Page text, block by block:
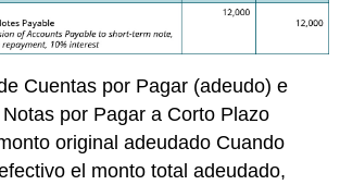
Cuentas por Pagar (adeudo) e
por Pagar a Corto Plazo
original adeudado Cuando
el monto total adeudado,